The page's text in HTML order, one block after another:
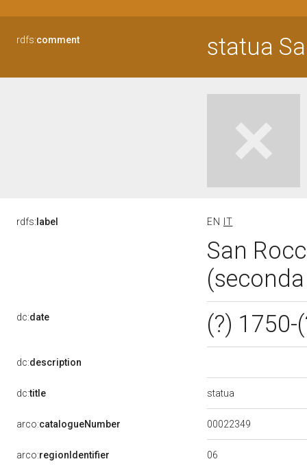
rdfs:comment statua
rdfs: label EN IT
San
dc:date (?)
dc:description
dc:title statua
arco:catalogueNumber 00022349
arco:regionIdentifier 06